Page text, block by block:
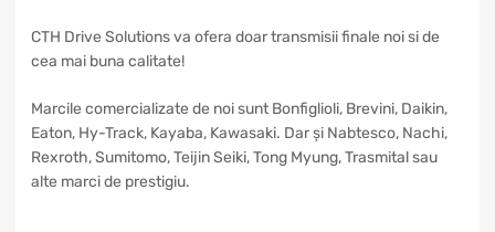
CTH Drive Solutions va ofera doar transmisii finale noi si de
cea mai buna calitate!
Marcile comercializate de noi sunt Bonfiglioli, Brevini, Daikin,
Eaton, Hy-Track, Kayaba, Kawasaki. Dar și Nabtesco, Nachi,
Rexroth, Sumitomo, Teijin Seiki, Tong Myung, Trasmital sau
alte marci de prestigiu.